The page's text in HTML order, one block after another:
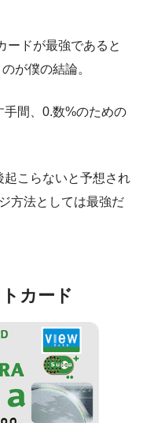
ードが最強であると
が僕の結論。
間、0.数%のための
こらないと予想され
方法としては最強だ
カード